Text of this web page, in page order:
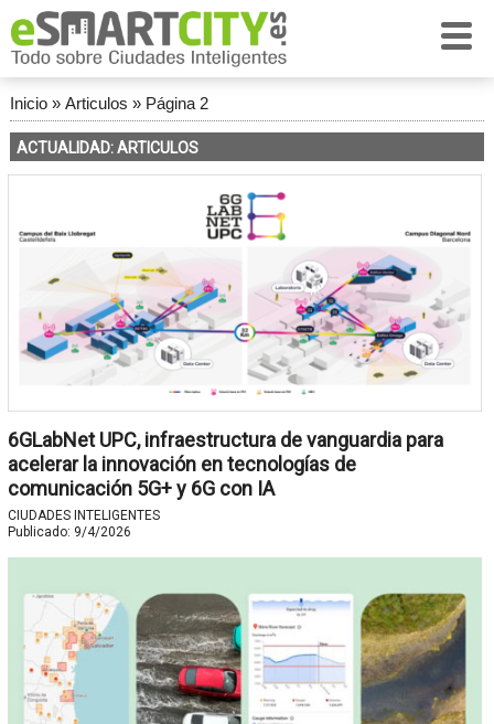
Inicio» Articulos » Página 2
ACTUALIDAD: ARTICULOS
6GLabNet UPC, infraestructura de vanguardia para
acelerar la innovación en tecnologías de
comunicación 5G+ y 6G con IA
CIUDADES INTELIGENTES
Publicado: 9/4/2026